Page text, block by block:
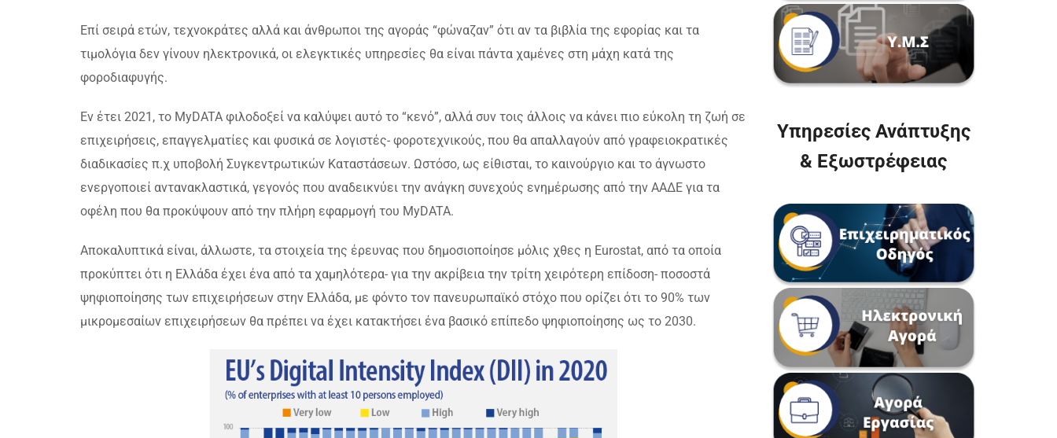
Επί σειρά ετών, τεχνοκράτες αλλά και άνθρωποι της αγοράς “φώναζαν” ότι αν τα βιβλία της εφορίας και τα
τιμολόγια δεν γίνουν ηλεκτρονικά, οι ελεγκτικές υπηρεσίες θα είναι πάντα χαμένες στη μάχη κατά της
φοροδιαφυγής.
Εν έτει 2021, το MyDATA φιλοδοξεί να καλύψει αυτό το “κενό”, αλλά συν τοις άλλοις να κάνει πιο εύκολη τη ζωή σε
επιχειρήσεις, επαγγελματίες και φυσικά σε λογιστές- φοροτεχνικούς, που θα απαλλαγούν από γραφειοκρατικές
διαδικασίες π.χ υποβολή Συγκεντρωτικών Καταστάσεων. Ωστόσο, ως είθισται, το καινούργιο και το άγνωστο
ενεργοποιεί αντανακλαστικά, γεγονός που αναδεικνύει την ανάγκη συνεχούς ενημέρωσης από την ΑΑΔΕ για τα
οφέλη που θα προκύψουν από την πλήρη εφαρμογή του MyDATA.
Αποκαλυπτικά είναι, άλλωστε, τα στοιχεία της έρευνας που δημοσιοποίησε μόλις χθες η Eurostat, από τα οποία
προκύπτει ότι η Ελλάδα έχει ένα από τα χαμηλότερα- για την ακρίβεια την τρίτη χειρότερη επίδοση- ποσοστά
ψηφιοποίησης των επιχειρήσεων στην Ελλάδα, με φόντο τον πανευρωπαϊκό στόχο που ορίζει ότι το 90% των
μικρομεσαίων επιχειρήσεων θα πρέπει να έχει κατακτήσει ένα βασικό επίπεδο ψηφιοποίησης ως το 2030.
Υπηρεσίες Ανάπτυξης
& Εξωστρέφειας